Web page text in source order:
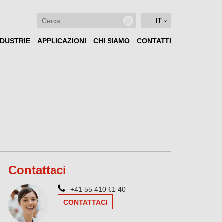
IT
APPLICAZIONI CHI SIAMO CONTATTI
Contattaci
+41 55 410 61 40
CONTATTACI